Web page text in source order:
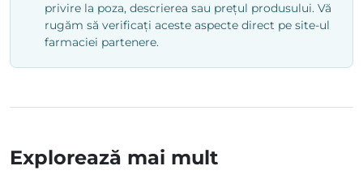
privire la poza, descrierea sau prețul produsului. Vă
rugăm să verificați aceste aspecte direct pe site-ul
farmaciei partenere.
Explorează mai mult